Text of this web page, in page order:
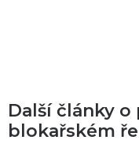
Další články o
blokařském